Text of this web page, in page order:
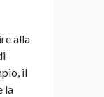
alla
il
la